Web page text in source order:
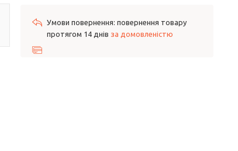
повернення товару
протягом 14 днів за домовленістю